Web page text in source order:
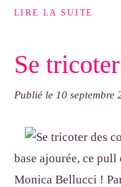
LIRE LA SUITE
Se
Publié le 10 septembre
base ajourée, ce
Monica Bellucci !